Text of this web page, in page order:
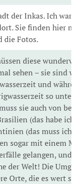
der Inkas. Ich war
Sie finden hier
die Fotos.
diese
sehen – sie sind
und
so
sie auch von
(das habe ich
(das muss ich
sogar mit einem
gelangen, und
der Welt! Die
Orte, die es wert